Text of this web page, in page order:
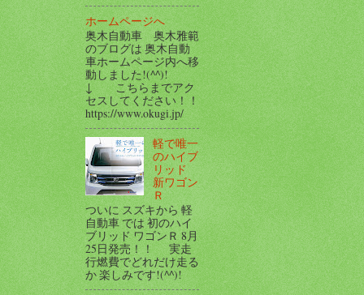
ホームページへ
奥木自動車 奥木雅範
のブログは 奥木自動
車ホームページ内へ移
動しました!(^^)!
↓ こちらまでアク
セスしてください！！
https://www.okugi.jp/
軽で唯一
のハイブ
リッド
新ワゴン
Ｒ
ついに スズキから 軽
自動車 では 初のハイ
ブリッド ワゴンＲ 8月
25日発売！！ 実走
行燃費でどれだけ走る
か 楽しみです!(^^)!